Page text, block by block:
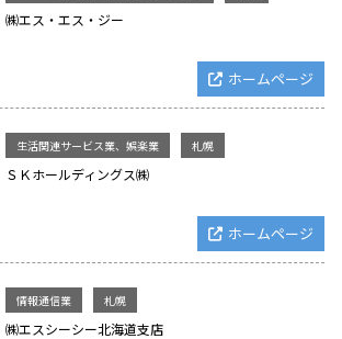
㈱エス・エス・ジー
ホームページ
生活関連サービス業、娯楽業 札幌
ＳＫホールディングス㈱
ホームページ
情報通信業 札幌
㈱エスシーシー北海道支店